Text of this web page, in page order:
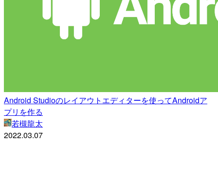
Android Studioのレイアウトエディターを使ってAndroidア
プリを作る
若槻龍太
2022.03.07